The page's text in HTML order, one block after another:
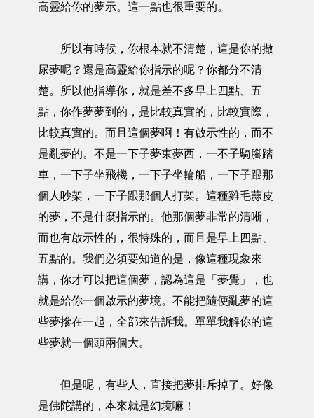
高靈給你的夢示。這一點也很重要的。
所以有時候，你根本就不清楚，這是你的撒
尿夢呢？還是高靈給你指示的呢？你都分不清
楚。所以他指導你，就是差不多早上四點、五
點，你作夢夢到的，是比較真實的，比較實際，
比較真實的。而且這個夢啊！有啟示性的，而不
是亂夢的。不是一下子夢東夢西，一不子騎腳踏
車，一下子坐飛機，一下子坐輪船，一下子跟那
個人吵架，一下子跟那個人打架。這種雞毛蒜皮
的夢，不是什麼指示的。他那個夢非常的清晰，
而也有啟示性的，很特殊的，而且是早上四點、
五點的。我們必須要知道的是，像這種現象來
講，你才可以把這個夢，認為這是「夢覺」，也
就是給你一個啟示的夢境。不能把隨便亂夢的這
些夢摻在一起，全部來告訴我。單單我解你的這
些夢就一個頭兩個大。
但是呢，有些人，直接把夢排斥掉了。好像
是佛陀講的，本來就是幻境嘛！